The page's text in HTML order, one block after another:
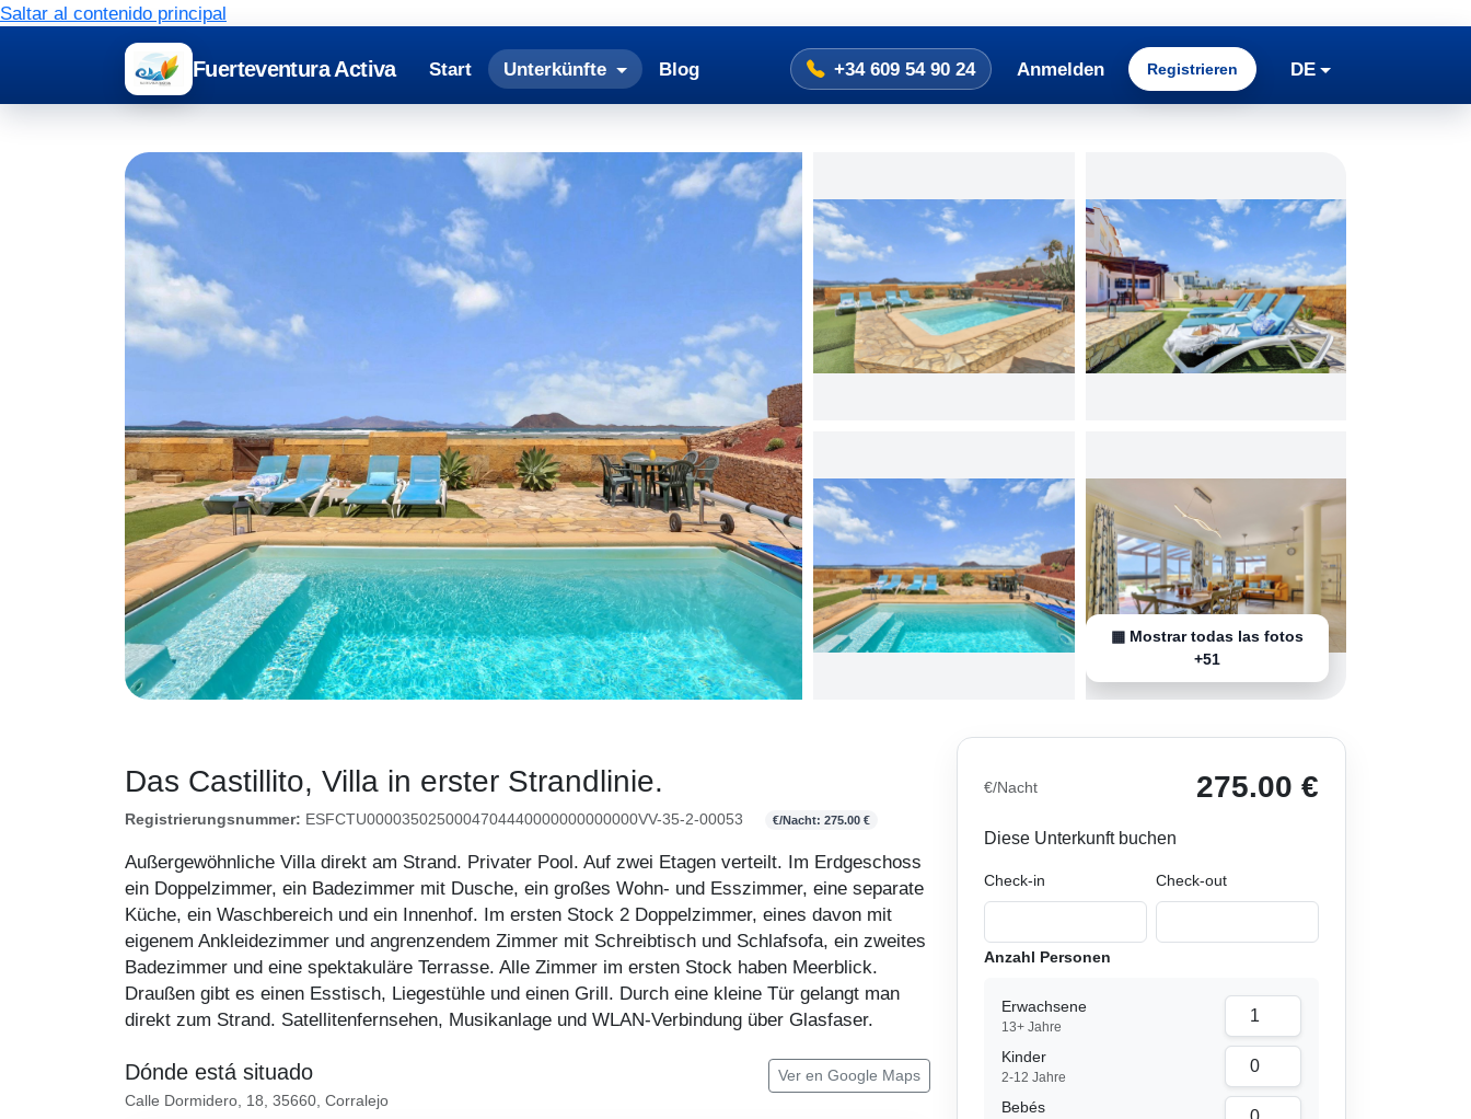
Saltar al contenido principal
Fuerteventura Activa Start Unterkünfte Blog +34 609 54 90 24 Anmelden Registrieren DE
▦ Mostrar todas las fotos
+51
Das Castillito, Villa in erster Strandlinie.
Registrierungsnummer: ESFCTU0000350250004704440000000000000VV-35-2-00053 €/Nacht: 275.00 €
Außergewöhnliche Villa direkt am Strand. Privater Pool. Auf zwei Etagen verteilt. Im Erdgeschoss
ein Doppelzimmer, ein Badezimmer mit Dusche, ein großes Wohn- und Esszimmer, eine separate
Küche, ein Waschbereich und ein Innenhof. Im ersten Stock 2 Doppelzimmer, eines davon mit
eigenem Ankleidezimmer und angrenzendem Zimmer mit Schreibtisch und Schlafsofa, ein zweites
Badezimmer und eine spektakuläre Terrasse. Alle Zimmer im ersten Stock haben Meerblick.
Draußen gibt es einen Esstisch, Liegestühle und einen Grill. Durch eine kleine Tür gelangt man
direkt zum Strand. Satellitenfernsehen, Musikanlage und WLAN-Verbindung über Glasfaser.
Dónde está situado
Calle Dormidero, 18, 35660, Corralejo
Ver en Google Maps
€/Nacht 275.00 €
Diese Unterkunft buchen
Check-in Check-out
Anzahl Personen
Erwachsene
13+ Jahre
Kinder
2-12 Jahre
Bebés